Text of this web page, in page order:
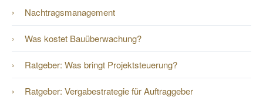
Nachtragsmanagement
Was kostet Bauüberwachung?
Ratgeber: Was bringt Projektsteuerung?
Ratgeber: Vergabestrategie für Auftraggeber